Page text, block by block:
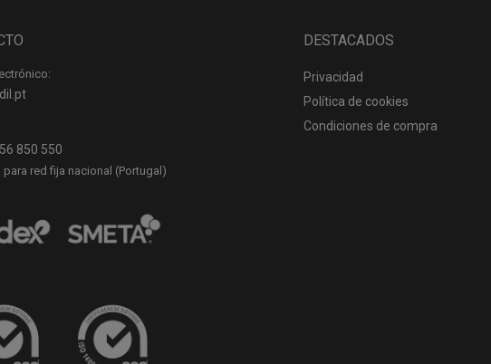
850 550
para red fija nacional (Portugal)
DESTACADOS
Privacidad
Política de cookies
Condiciones de compra